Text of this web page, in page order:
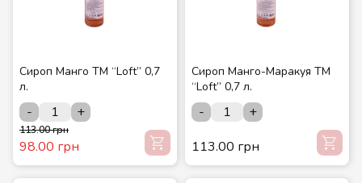
Сироп Манго ТМ “Loft” 0,7
л.
- +
113.00 грн
98.00 грн
Сироп Манго-Маракуя ТМ
“Loft” 0,7 л.
-
+
113.00 грн